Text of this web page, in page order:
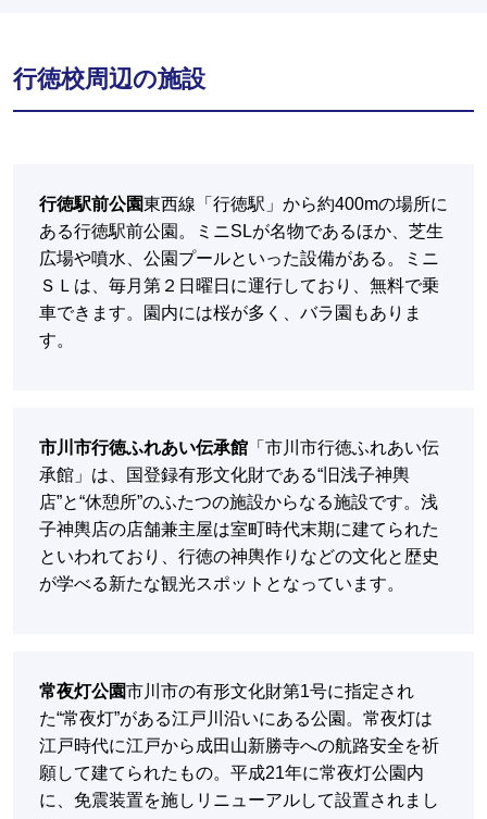
行徳校周辺の施設
行徳駅前公園東西線「行徳駅」から約400mの場所に
ある行徳駅前公園。ミニSLが名物であるほか、芝生
広場や噴水、公園プールといった設備がある。ミニ
ＳＬは、毎月第２日曜日に運行しており、無料で乗
車できます。園内には桜が多く、バラ園もありま
す。
市川市行徳ふれあい伝承館 「市川市行徳ふれあい伝
承館」は、国登録有形文化財である“旧浅子神輿
店”と“休憩所”のふたつの施設からなる施設です。浅
子神輿店の店舗兼主屋は室町時代末期に建てられた
といわれており、行徳の神輿作りなどの文化と歴史
が学べる新たな観光スポットとなっています。
常夜灯公園市川市の有形文化財第1号に指定され
た“常夜灯”がある江戸川沿いにある公園。常夜灯は
江戸時代に江戸から成田山新勝寺への航路安全を祈
願して建てられたもの。平成21年に常夜灯公園内
に、免震装置を施しリニューアルして設置されまし